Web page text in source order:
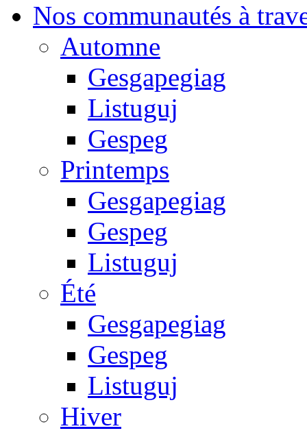
Nos communautés à
Automne
Gesgapegiag
Listuguj
Gespeg
Printemps
Gesgapegiag
Gespeg
Listuguj
Été
Gesgapegiag
Gespeg
Listuguj
Hiver